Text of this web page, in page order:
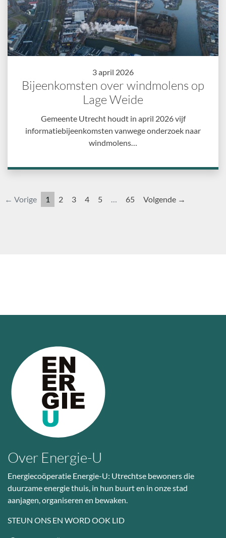
3 april 2026
Bijeenkomsten over windmolens op
Lage Weide
Gemeente Utrecht houdt in april 2026 vijf
informatiebijeenkomsten vanwege onderzoek naar
windmolens…
← Vorige 1 2 3 4 5 … 65 Volgende →
Over Energie-U
Energiecoöperatie Energie-U: Utrechtse bewoners die
duurzame energie thuis, in hun buurt en in onze stad
aanjagen, organiseren en bewaken.
STEUN ONS EN WORD OOK LID